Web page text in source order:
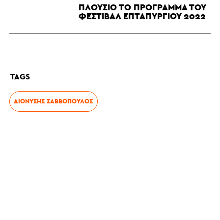
ΠΛΟΎΣΙΟ ΤΟ ΠΡΌΓΡΑΜΜΑ ΤΟΥ
ΦΕΣΤΙΒΆΛ ΕΠΤΑΠΥΡΓΊΟΥ 2022
TAGS
ΔΙΟΝΎΣΗΣ ΣΑΒΒΌΠΟΥΛΟΣ